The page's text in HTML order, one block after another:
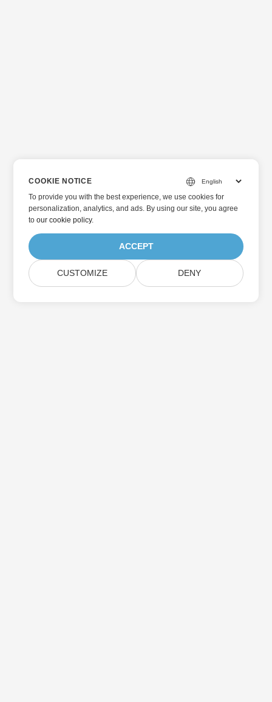
COOKIE NOTICE
To provide you with the best experience, we use cookies for
personalization, analytics, and ads. By using our site, you agree
toour cookie policy.
ACCEPT
CUSTOMIZE DENY